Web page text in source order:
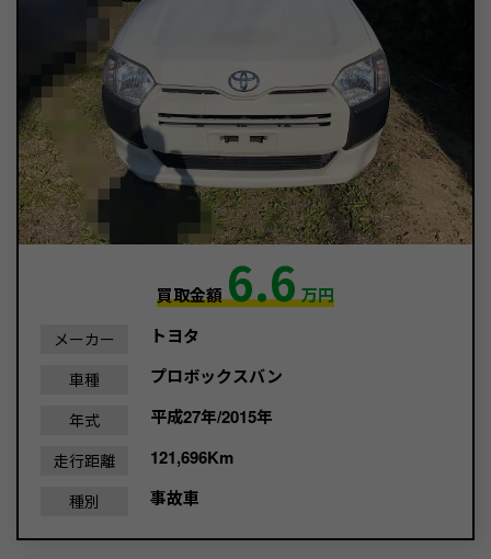
買取金額6.6万円
メーカー トヨタ
車種 プロボックスバン
年式 平成27年/2015年
走行距離 121,696Km
種別 事故車